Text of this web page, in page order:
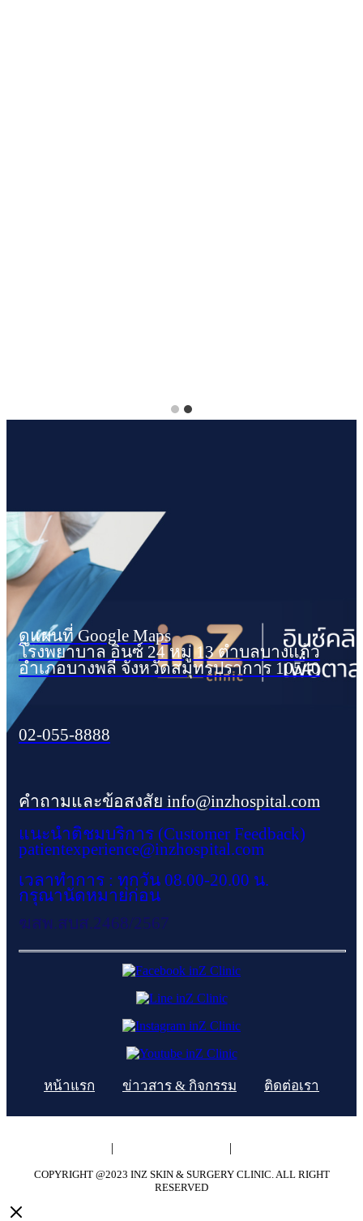
ดูแผนที่ Google Maps
โรงพยาบาล อินซ์ 24 หมู่ 13 ตำบลบางแก้ว
อำเภอบางพลี จังหวัดสมุทรปราการ 10540
02-055-8888
คำถามและข้อสงสัย info@inzhospital.com
แนะนำติชมบริการ (Customer Feedback)
patientexperience@inzhospital.com
เวลาทำการ : ทุกวัน 08.00-20.00 น.
กรุณานัดหมายก่อน
ฆสพ.สบส.2468/2567
หน้าแรก ข่าวสาร & กิจกรรม ติดต่อเรา
| |
COPYRIGHT @2023 INZ SKIN & SURGERY CLINIC. ALL RIGHT
RESERVED